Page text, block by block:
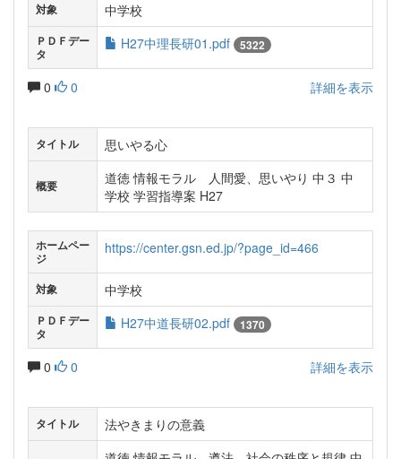
対象 中学校
ＰＤＦデー
タ
H27中理長研01.pdf 5322
0 0 詳細を表示
タイトル 思いやる心
概要
道徳 情報モラル 人間愛、思いやり 中３ 中
学校 学習指導案 H27
ホームペー
ジ
https://center.gsn.ed.jp/?page_id=466
対象 中学校
ＰＤＦデー
タ
H27中道長研02.pdf 1370
0 0 詳細を表示
タイトル 法やきまりの意義